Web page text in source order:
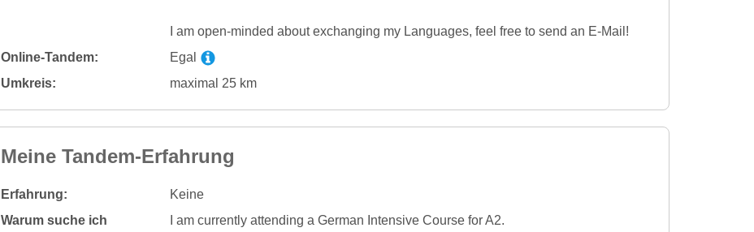
I am open-minded about exchanging my Languages, feel free to send an E-Mail!
Online-Tandem:
Egal
Umkreis:
maximal 25 km
Meine Tandem-Erfahrung
Erfahrung:
Keine
Warum suche ich
I am currently attending a German Intensive Course for A2.